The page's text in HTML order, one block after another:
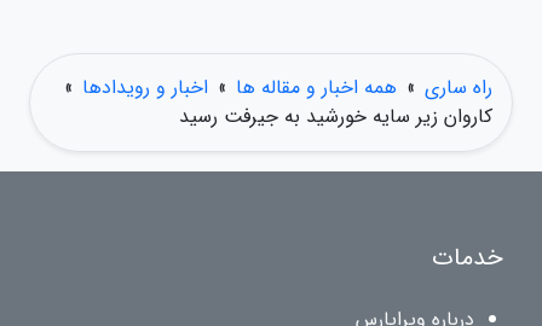
راه ساری » همه اخبار و مقاله ها » اخبار و رویدادها »
کاروان زیر سایه خورشید به جیرفت رسید
خدمات
درباره ویراپارس